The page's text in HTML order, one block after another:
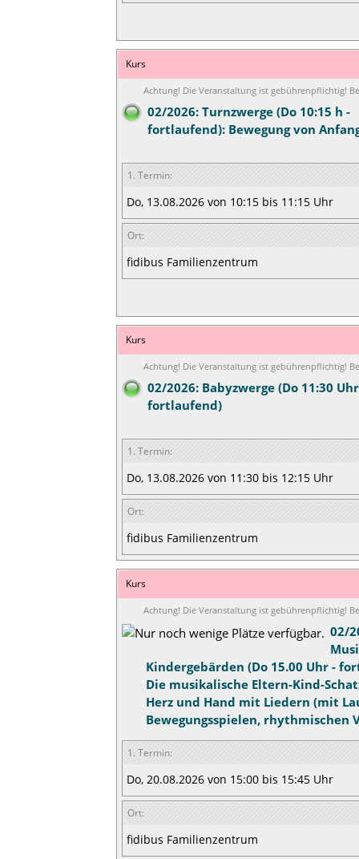
Kurs
Achtung! Die Veranstaltung ist gebührenpflichtig!
02/2026: Turnzwerge (Do 10:15 h -
fortlaufend): Bewegung von
1. Termin:
Do, 13.08.2026 von 10:15 bis 11:15 Uhr
Ort:
fidibus Familienzentrum
Kurs
Achtung! Die Veranstaltung ist gebührenpflichtig!
02/2026: Babyzwerge (Do 11:30
fortlaufend)
1. Termin:
Do, 13.08.2026 von 11:30 bis 12:15 Uhr
Ort:
fidibus Familienzentrum
Kurs
Achtung! Die Veranstaltung ist gebührenpflichtig!
02/
Kindergebärden (Do 15.00 Uhr -
Die musikalische Eltern-Kind-
Herz und Hand mit Liedern (mit
Bewegungsspielen, rhythmischen
1. Termin:
Do, 20.08.2026 von 15:00 bis 15:45 Uhr
Ort:
fidibus Familienzentrum